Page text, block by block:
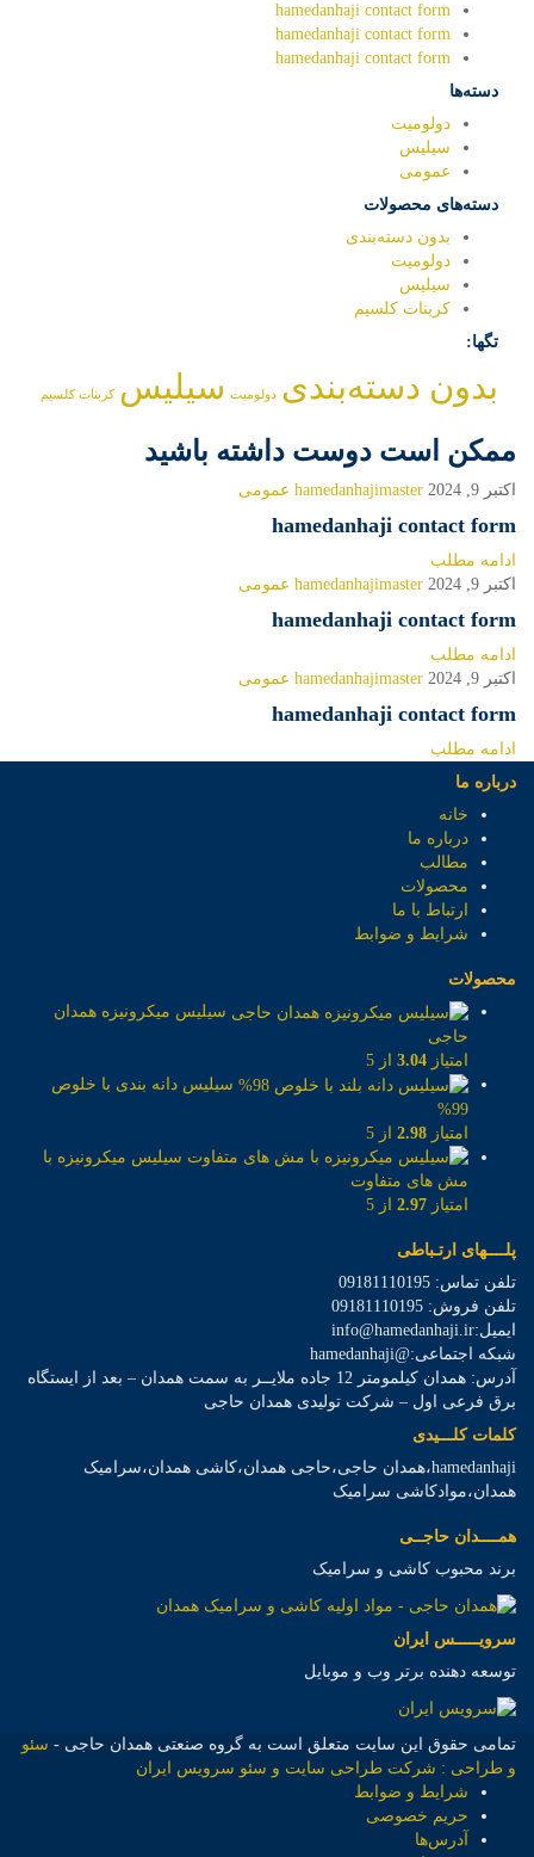
hamedanhaji contact form
hamedanhaji contact form
hamedanhaji contact form
دسته‌ها
دولومیت
سیلیس
عمومی
دسته‌های محصولات
بدون دسته‌بندی
دولومیت
سیلیس
کربنات کلسیم
تگها:
بدون دسته‌بندی دولومیت سیلیس کربنات کلسیم
ممکن است دوست داشته باشید
اکتبر 9, 2024 hamedanhajimaster عمومی
hamedanhaji contact form
ادامه مطلب
اکتبر 9, 2024
hamedanhajimaster عمومی
hamedanhaji contact form
ادامه مطلب
اکتبر 9, 2024
hamedanhajimaster عمومی
hamedanhaji contact form
ادامه مطلب
درباره ما
خانه
درباره ما
مطالب
محصولات
ارتباط با ما
شرایط و ضوابط
محصولات
سیلیس میکرونیزه همدان
حاجی
امتیاز3.04از 5
سیلیس دانه بندی با خلوص
امتیاز2.98از 5
سیلیس میکرونیزه با
مش های متفاوت
امتیاز2.97از 5
پلــــهای ارتـباطی
تلفن تماس: 09181110195
تلفن فروش: 09181110195
ایمیل:info@hamedanhaji.ir
شبکه اجتماعی:@hamedanhaji
آدرس: همدان کیلمومتر 12 جاده ملایــر به سمت همدان – بعد از ایستگاه
برق فرعی اول – شرکت تولیدی همدان حاجی
کلمات کلـــیدی
hamedanhaji،همدان حاجی،حاجی همدان،کاشی همدان،سرامیک
همدان،موادکاشی سرامیک
همــــدان حاجــی
برند محبوب کاشی و سرامیک
سرویـــــس ایران
توسعه دهنده برتر وب و موبایل
تمامی حقوق این سایت متعلق است به گروه صنعتی همدان حاجی -سئو
و طراحی : شرکت طراحی سایت و سئو سرویس ایران
شرایط و ضوابط
حریم خصوصی
آدرس‌ها